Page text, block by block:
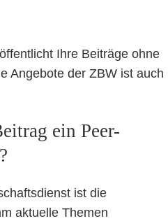
Ihre Beiträge ohne
Angebote der ZBW ist auch
ein Peer-
ist die
aktuelle Themen